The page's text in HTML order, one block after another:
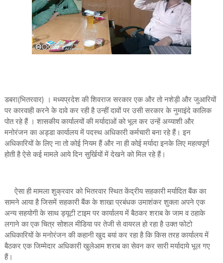
डबरा(भितरवार) । मध्यप्रदेश की शिवराज सरकार एक और तो नशेड़ी और जुआरियों
पर कारवाही करने के दावे कर रही है उन्हीं दावों पर उसी सरकार के नुमाइंदे कालिक
पोत रहे हैं । शासकीय कार्यालयों की मर्यादाओं को भूल कर उन्हें अय्याशी और
मनोरंजन का अड्डा कार्यालय में पदस्थ अधिकारी कर्मचारी बना रहे हैं। इन
अधिकारियों के लिए ना तो कोई नियम हैं और ना ही कोई मर्यादा इनके लिए महत्वपूर्ण
होती है ऐसे कई मामले आये दिन सुर्खियों में देखने को मिल रहे हैं।
ऐसा ही मामला शुक्रवार को भितरवार स्थित केंद्रीय सहकारी मर्यादित बैंक का
सामने आया है जिसमें सहकारी बैंक के शाखा प्रबंधक उमाशंकर शुक्ला अपने एक
अन्य सहयोगी के साथ ड्यूटी टाइम पर कार्यालय में बैठकर शराब के जाम व ठहाके
लगाने का एक चित्र सोशल मीडिया पर तेजी से वायरल हो रहा है उक्त फोटो
अधिकारियों के मनोरंजन की कहानी खुद बयां कर रहा है कि किस तरह कार्यालय में
बैठकर एक जिम्मेदार अधिकारी खुलेआम शराब का सेवन कर सारी मर्यादाये भूल गए
हैं।